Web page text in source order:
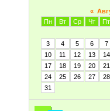
«
Пн
Вт Ср Чт Пт
3
4 5 6 7
10
11 12 13 14
17
18 19 20 21
24
25 26 27 28
31